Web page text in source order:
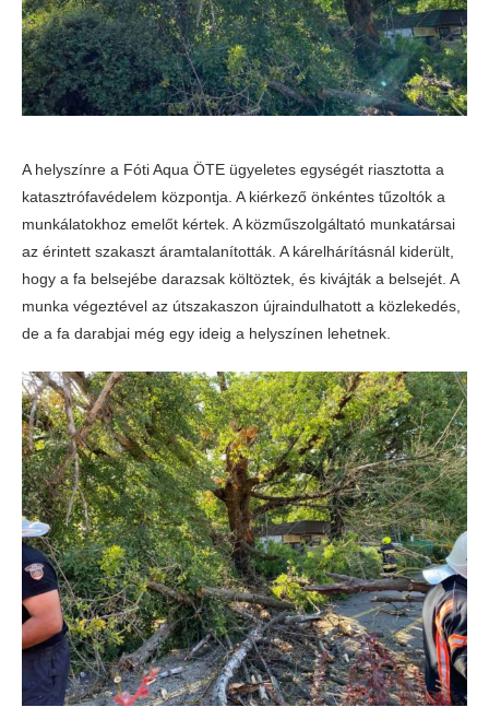
A helyszínre a Fóti Aqua ÖTE ügyeletes egységét riasztotta a
katasztrófavédelem központja. A kiérkező önkéntes tűzoltók a
munkálatokhoz emelőt kértek. A közműszolgáltató munkatársai
az érintett szakaszt áramtalanították. A kárelhárításnál kiderült,
hogy a fa belsejébe darazsak költöztek, és kivájták a belsejét. A
munka végeztével az útszakaszon újraindulhatott a közlekedés,
de a fa darabjai még egy ideig a helyszínen lehetnek.